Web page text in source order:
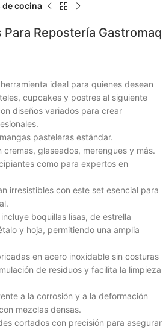
cocina
Para Repostería Gastromaq
ideal para quienes desean
cupcakes y postres al siguiente
diseños variados para crear
pasteleras estándar.
glaseados, merengues y más.
como para expertos en
irresistibles con este set esencial para
incluye boquillas lisas, de estrella
y hoja, permitiendo una amplia
en acero inoxidable sin costuras
de residuos y facilita la limpieza
a la corrosión y a la deformación
mezclas densas.
cortados con precisión para asegurar